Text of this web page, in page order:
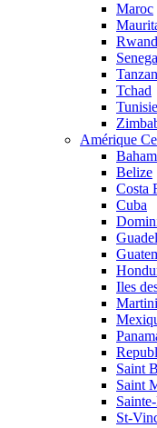
Maroc
Tchad
Tunisie
Amérique
Belize
Costa
Cuba
Iles
Saint
Saint
St-